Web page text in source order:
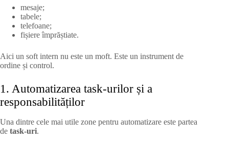
mesaje;
tabele;
telefoane;
fișiere împrăștiate.
Aici un soft intern nu este un moft. Este un instrument de
ordine și control.
1. Automatizarea task-urilor și a
responsabilităților
Una dintre cele mai utile zone pentru automatizare este partea
de task-uri.